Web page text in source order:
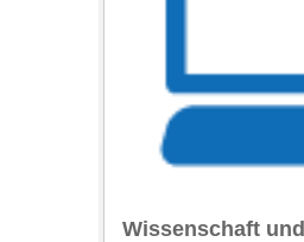
Wissenschaft und